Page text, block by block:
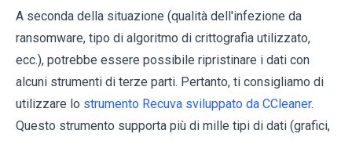
A seconda della situazione (qualità dell'infezione da
ransomware, tipo di algoritmo di crittografia utilizzato,
ecc.), potrebbe essere possibile ripristinare i dati con
alcuni strumenti di terze parti. Pertanto, ti consigliamo di
utilizzare lo strumento Recuva sviluppato da CCleaner.
Questo strumento supporta più di mille tipi di dati (grafici,